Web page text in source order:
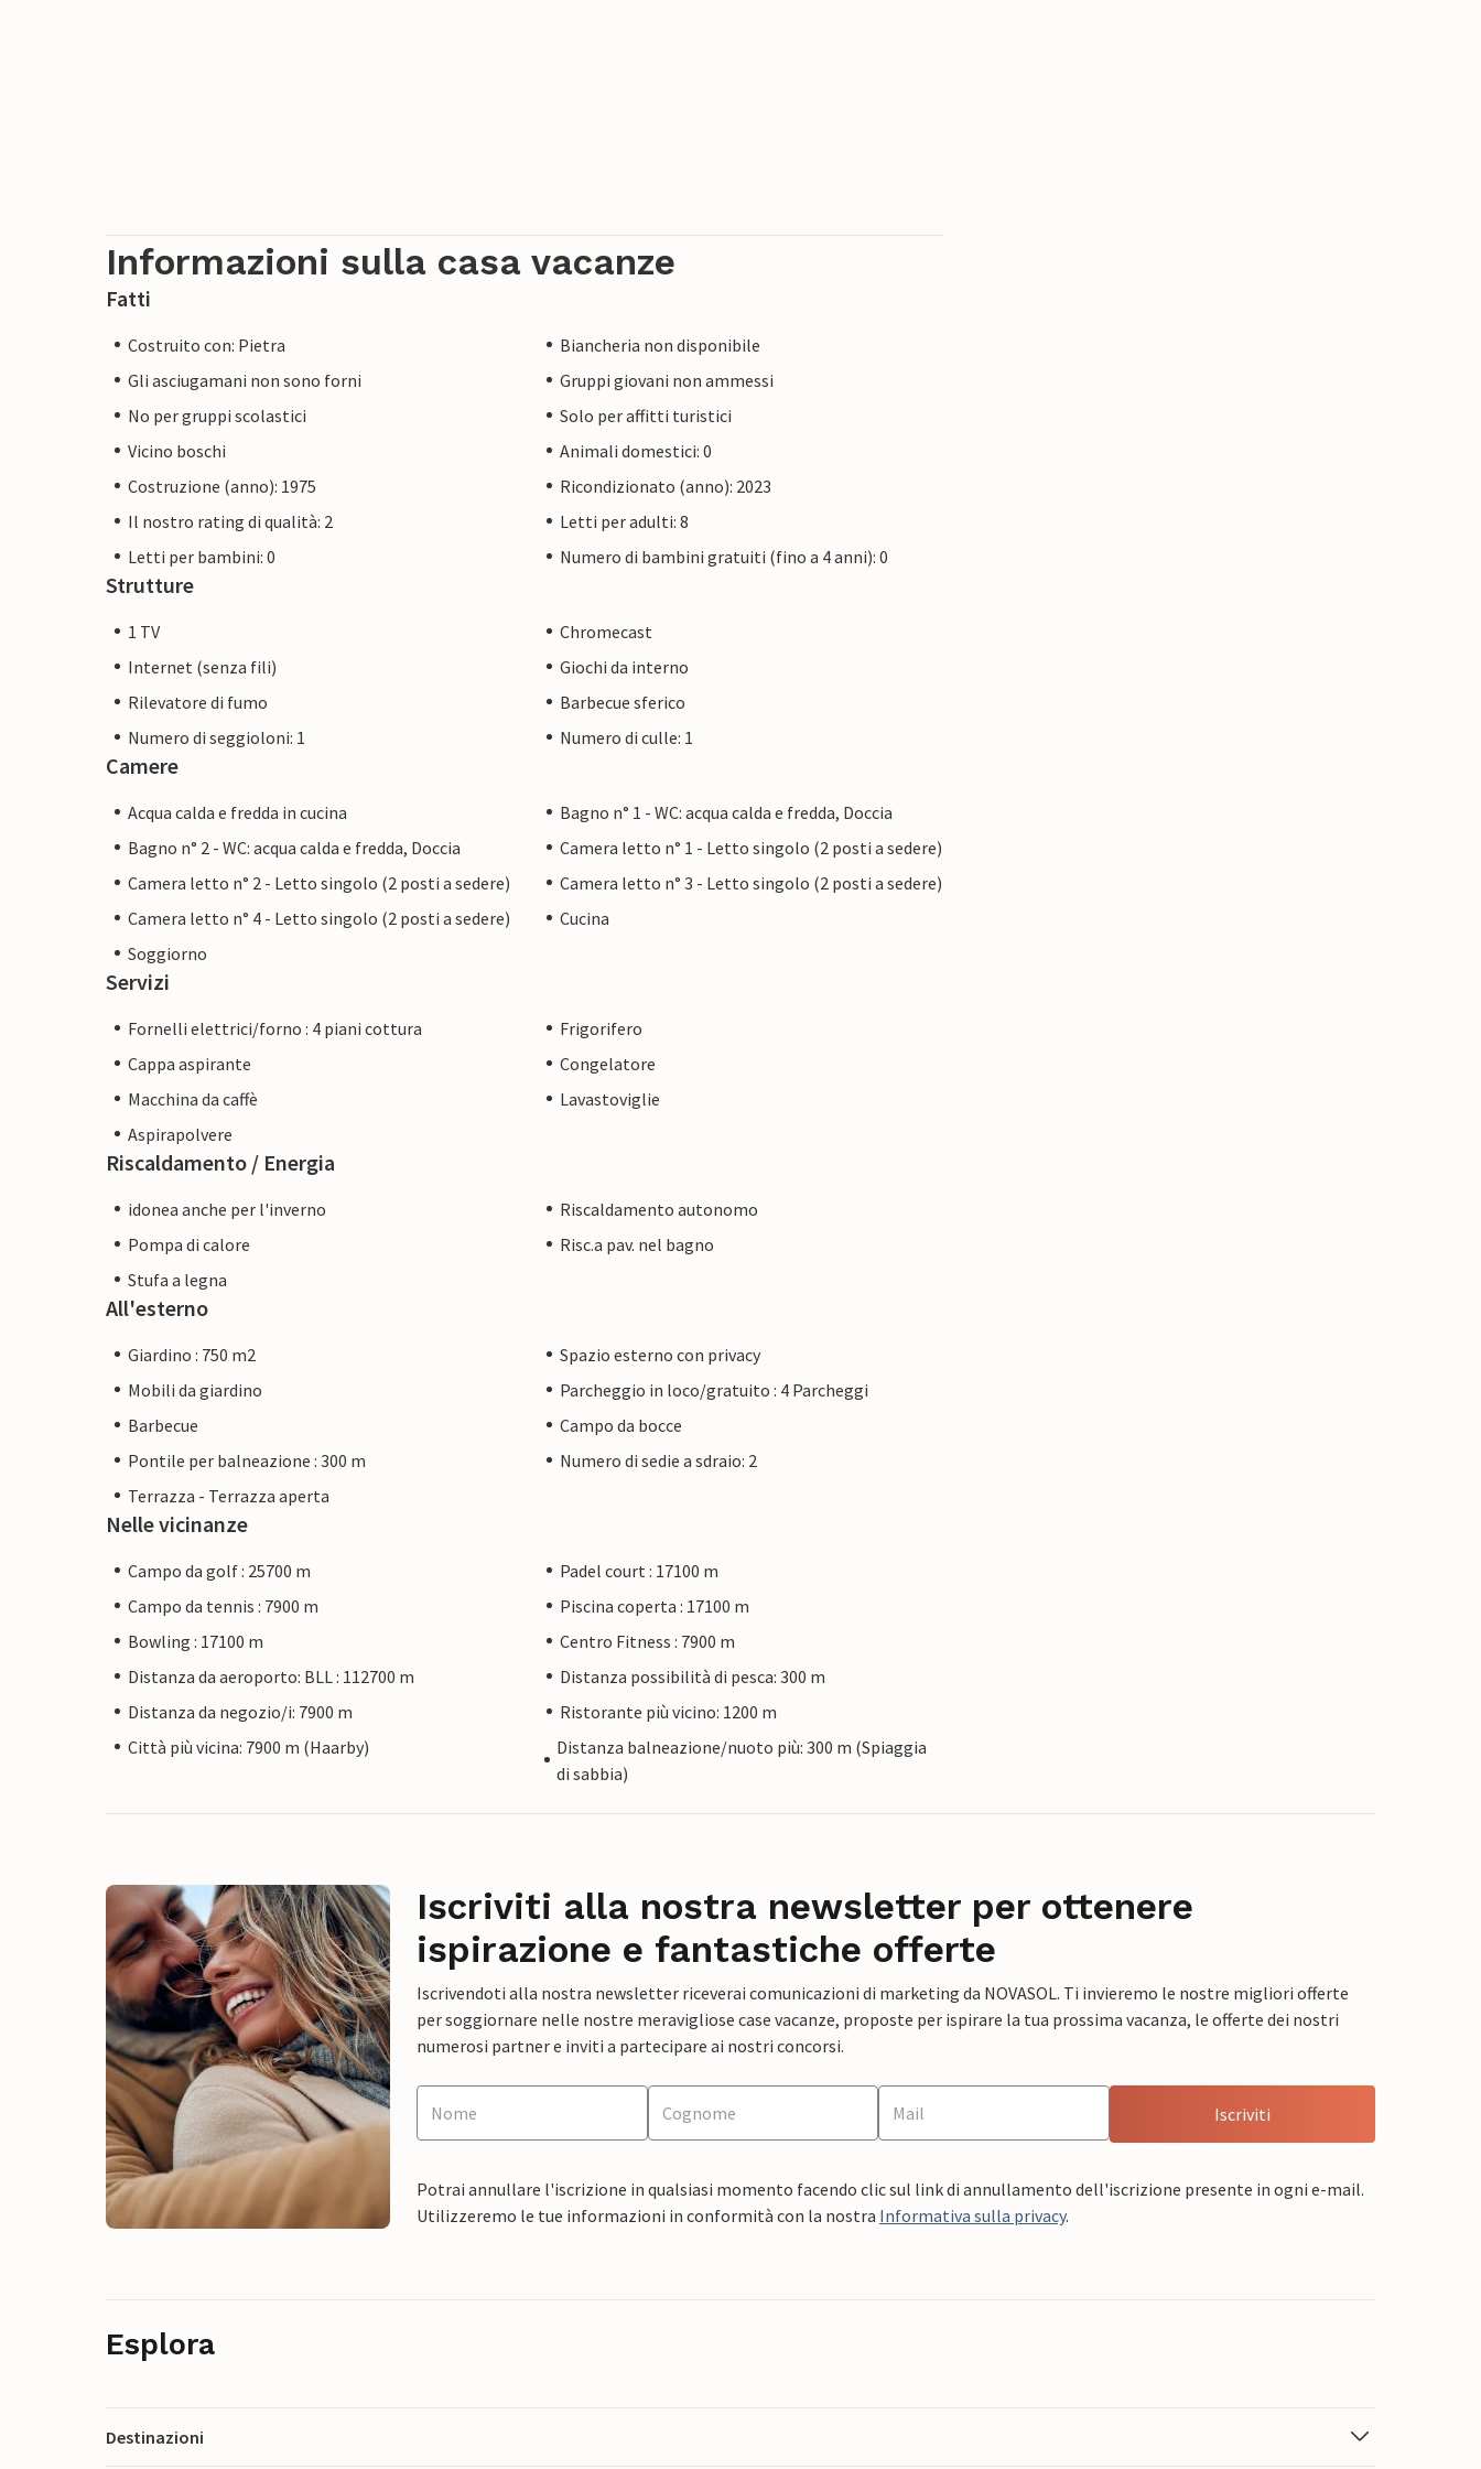
Informazioni sulla casa vacanze
Fatti
Costruito con: Pietra
Biancheria non disponibile
Gli asciugamani non sono forni
Gruppi giovani non ammessi
No per gruppi scolastici
Solo per affitti turistici
Vicino boschi
Animali domestici: 0
Costruzione (anno): 1975
Ricondizionato (anno): 2023
Il nostro rating di qualità: 2
Letti per adulti: 8
Letti per bambini: 0
Numero di bambini gratuiti (fino a 4 anni): 0
Strutture
1 TV
Chromecast
Internet (senza fili)
Giochi da interno
Rilevatore di fumo
Barbecue sferico
Numero di seggioloni: 1
Numero di culle: 1
Camere
Acqua calda e fredda in cucina
Bagno n° 1 - WC: acqua calda e fredda, Doccia
Bagno n° 2 - WC: acqua calda e fredda, Doccia
Camera letto n° 1 - Letto singolo (2 posti a sedere)
Camera letto n° 2 - Letto singolo (2 posti a sedere)
Camera letto n° 3 - Letto singolo (2 posti a sedere)
Camera letto n° 4 - Letto singolo (2 posti a sedere)
Cucina
Soggiorno
Servizi
Fornelli elettrici/forno : 4 piani cottura
Frigorifero
Cappa aspirante
Congelatore
Macchina da caffè
Lavastoviglie
Aspirapolvere
Riscaldamento / Energia
idonea anche per l'inverno
Riscaldamento autonomo
Pompa di calore
Risc.a pav. nel bagno
Stufa a legna
All'esterno
Giardino : 750 m2
Spazio esterno con privacy
Mobili da giardino
Parcheggio in loco/gratuito : 4 Parcheggi
Barbecue
Campo da bocce
Pontile per balneazione : 300 m
Numero di sedie a sdraio: 2
Terrazza - Terrazza aperta
Nelle vicinanze
Campo da golf : 25700 m
Padel court : 17100 m
Campo da tennis : 7900 m
Piscina coperta : 17100 m
Bowling : 17100 m
Centro Fitness : 7900 m
Distanza da aeroporto: BLL : 112700 m
Distanza possibilità di pesca: 300 m
Distanza da negozio/i: 7900 m
Ristorante più vicino: 1200 m
Città più vicina: 7900 m (Haarby)
Distanza balneazione/nuoto più: 300 m (Spiaggia
di sabbia)
Iscriviti alla nostra newsletter per ottenere
ispirazione e fantastiche offerte
Iscrivendoti alla nostra newsletter riceverai comunicazioni di marketing da NOVASOL. Ti invieremo le nostre migliori offerte
per soggiornare nelle nostre meravigliose case vacanze, proposte per ispirare la tua prossima vacanza, le offerte dei nostri
numerosi partner e inviti a partecipare ai nostri concorsi.
Iscriviti
Potrai annullare l'iscrizione in qualsiasi momento facendo clic sul link di annullamento dell'iscrizione presente in ogni e-mail.
Utilizzeremo le tue informazioni in conformità con la nostra Informativa sulla privacy.
Esplora
Destinazioni